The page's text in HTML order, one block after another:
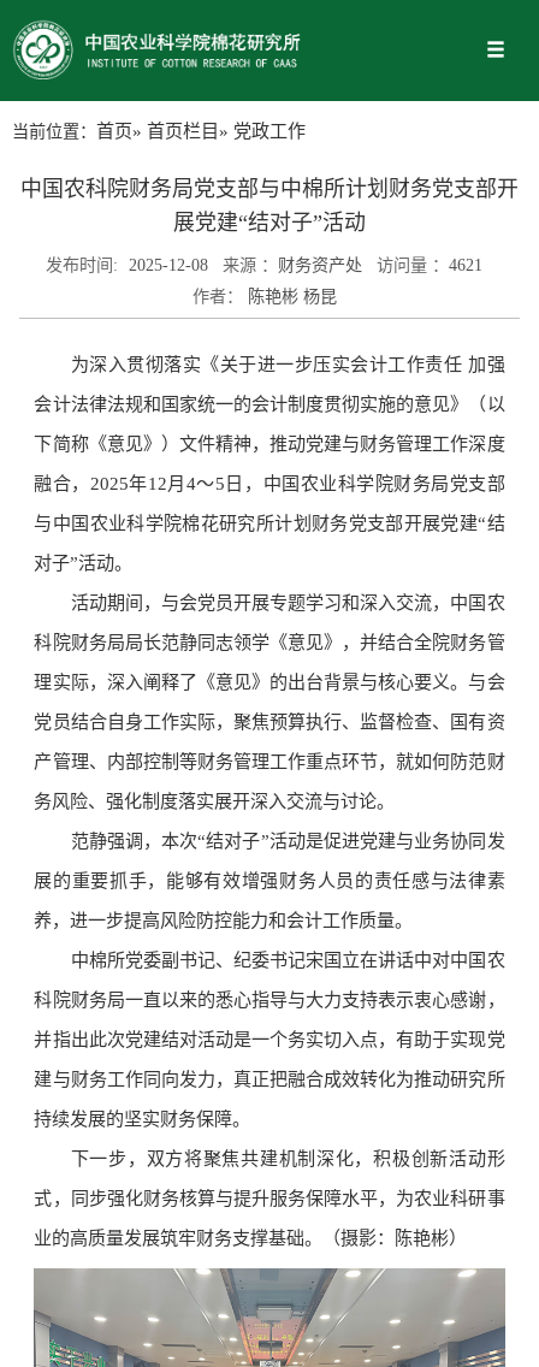
当前位置： 首页» 首页栏目» 党政工作
中国农科院财务局党支部与中棉所计划财务党支部开
展党建“结对子”活动
发布时间: 2025-12-08 来源 ： 财务资产处 访问量 ：4621
作者：
陈艳彬 杨昆
为深入贯彻落实《关于进一步压实会计工作责任 加强
会计法律法规和国家统一的会计制度贯彻实施的意见》（以
下简称《意见》）文件精神，推动党建与财务管理工作深度
融合，2025年12月4～5日，中国农业科学院财务局党支部
与中国农业科学院棉花研究所计划财务党支部开展党建“结
对子”活动。
活动期间，与会党员开展专题学习和深入交流，中国农
科院财务局局长范静同志领学《意见》，并结合全院财务管
理实际，深入阐释了《意见》的出台背景与核心要义。与会
党员结合自身工作实际，聚焦预算执行、监督检查、国有资
产管理、内部控制等财务管理工作重点环节，就如何防范财
务风险、强化制度落实展开深入交流与讨论。
范静强调，本次“结对子”活动是促进党建与业务协同发
展的重要抓手，能够有效增强财务人员的责任感与法律素
养，进一步提高风险防控能力和会计工作质量。
中棉所党委副书记、纪委书记宋国立在讲话中对中国农
科院财务局一直以来的悉心指导与大力支持表示衷心感谢，
并指出此次党建结对活动是一个务实切入点，有助于实现党
建与财务工作同向发力，真正把融合成效转化为推动研究所
持续发展的坚实财务保障。
下一步，双方将聚焦共建机制深化，积极创新活动形
式，同步强化财务核算与提升服务保障水平，为农业科研事
业的高质量发展筑牢财务支撑基础。（摄影：陈艳彬）